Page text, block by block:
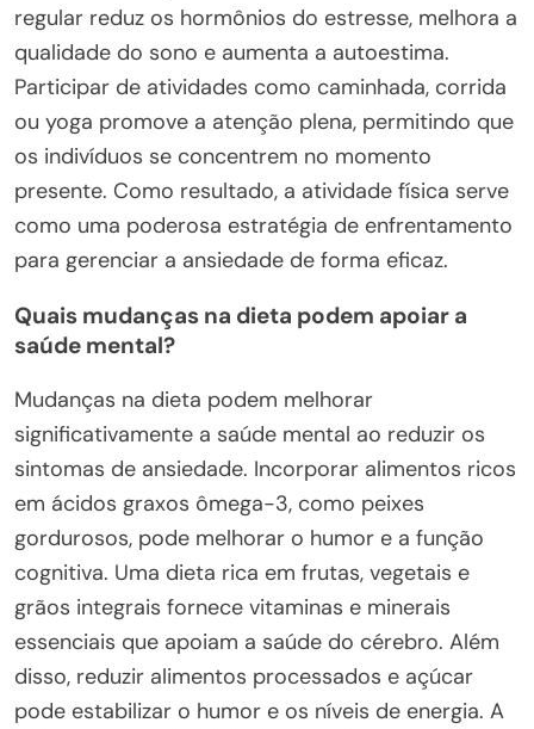
regular reduz os hormônios do estresse, melhora a
qualidade do sono e aumenta a autoestima.
Participar de atividades como caminhada, corrida
ou yoga promove a atenção plena, permitindo que
os indivíduos se concentrem no momento
presente. Como resultado, a atividade física serve
como uma poderosa estratégia de enfrentamento
para gerenciar a ansiedade de forma eficaz.
Quais mudanças na dieta podem apoiar a
saúde mental?
Mudanças na dieta podem melhorar
significativamente a saúde mental ao reduzir os
sintomas de ansiedade. Incorporar alimentos ricos
em ácidos graxos ômega-3, como peixes
gordurosos, pode melhorar o humor e a função
cognitiva. Uma dieta rica em frutas, vegetais e
grãos integrais fornece vitaminas e minerais
essenciais que apoiam a saúde do cérebro. Além
disso, reduzir alimentos processados e açúcar
pode estabilizar o humor e os níveis de energia. A